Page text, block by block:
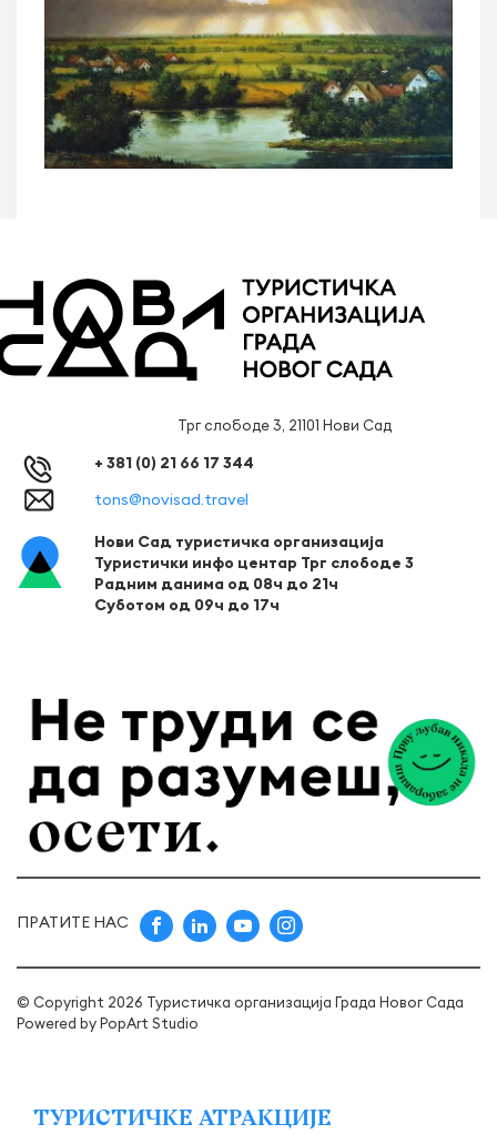
Трг слободе 3, 21101 Нови Сад
+ 381 (0) 21 66 17 344
tons@novisad.travel
Нови Сад туристичка организација
Туристички инфо центар Трг слободе 3
Радним данима од 08ч до 21ч
Суботом од 09ч до 17ч
ПРАТИТЕ НАС
© Copyright 2026 Туристичка организација Града Новог Сада
Powered byPopArt Studio
ТУРИСТИЧКЕ АТРАКЦИЈЕ